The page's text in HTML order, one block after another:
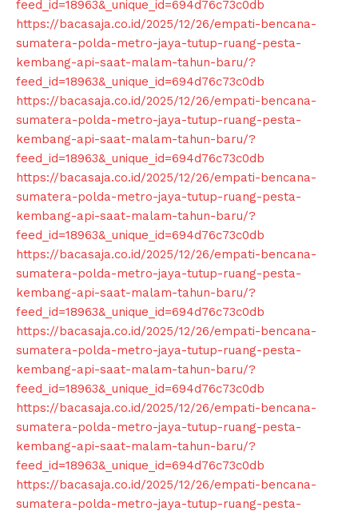
feed_id=18963&_unique_id=694d76c73c0db
https://bacasaja.co.id/2025/12/26/empati-bencana-
sumatera-polda-metro-jaya-tutup-ruang-pesta-
kembang-api-saat-malam-tahun-baru/?
feed_id=18963&_unique_id=694d76c73c0db
https://bacasaja.co.id/2025/12/26/empati-bencana-
sumatera-polda-metro-jaya-tutup-ruang-pesta-
kembang-api-saat-malam-tahun-baru/?
feed_id=18963&_unique_id=694d76c73c0db
https://bacasaja.co.id/2025/12/26/empati-bencana-
sumatera-polda-metro-jaya-tutup-ruang-pesta-
kembang-api-saat-malam-tahun-baru/?
feed_id=18963&_unique_id=694d76c73c0db
https://bacasaja.co.id/2025/12/26/empati-bencana-
sumatera-polda-metro-jaya-tutup-ruang-pesta-
kembang-api-saat-malam-tahun-baru/?
feed_id=18963&_unique_id=694d76c73c0db
https://bacasaja.co.id/2025/12/26/empati-bencana-
sumatera-polda-metro-jaya-tutup-ruang-pesta-
kembang-api-saat-malam-tahun-baru/?
feed_id=18963&_unique_id=694d76c73c0db
https://bacasaja.co.id/2025/12/26/empati-bencana-
sumatera-polda-metro-jaya-tutup-ruang-pesta-
kembang-api-saat-malam-tahun-baru/?
feed_id=18963&_unique_id=694d76c73c0db
https://bacasaja.co.id/2025/12/26/empati-bencana-
sumatera-polda-metro-jaya-tutup-ruang-pesta-